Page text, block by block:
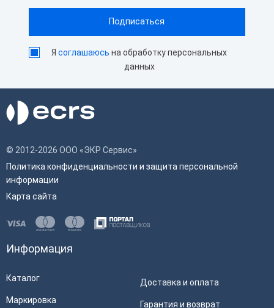
Ясоглашаюсь на обработку персональных
данных
© 2012-2026 ООО «ЭКР Сервис»
Политика конфиденциальности и защита персональной
информации
Карта сайта
Информация
Каталог
Маркировка
Доставка и оплата
Гарантия и возврат